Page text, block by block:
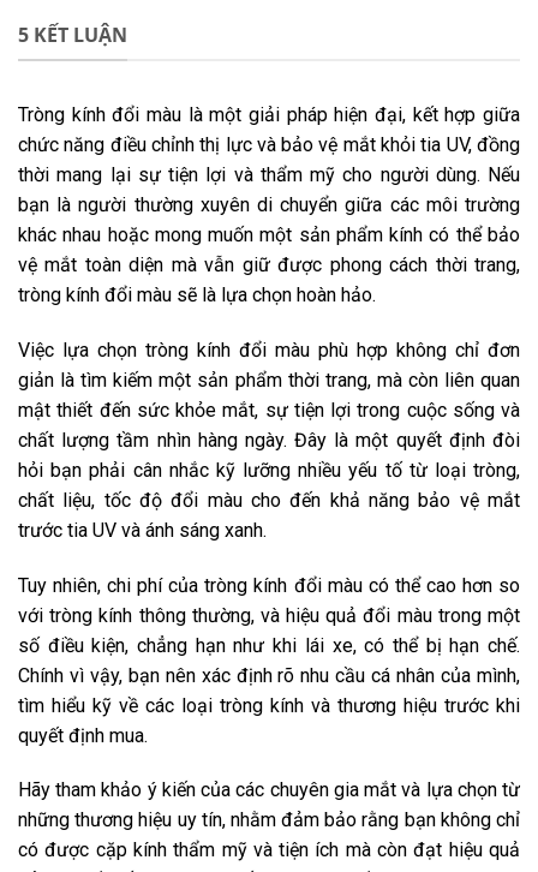
5 KẾT LUẬN
Tròng kính đổi màu là một giải pháp hiện đại, kết hợp giữa
chức năng điều chỉnh thị lực và bảo vệ mắt khỏi tia UV, đồng
thời mang lại sự tiện lợi và thẩm mỹ cho người dùng. Nếu
bạn là người thường xuyên di chuyển giữa các môi trường
khác nhau hoặc mong muốn một sản phẩm kính có thể bảo
vệ mắt toàn diện mà vẫn giữ được phong cách thời trang,
tròng kính đổi màu sẽ là lựa chọn hoàn hảo.
Việc lựa chọn tròng kính đổi màu phù hợp không chỉ đơn
giản là tìm kiếm một sản phẩm thời trang, mà còn liên quan
mật thiết đến sức khỏe mắt, sự tiện lợi trong cuộc sống và
chất lượng tầm nhìn hàng ngày. Đây là một quyết định đòi
hỏi bạn phải cân nhắc kỹ lưỡng nhiều yếu tố từ loại tròng,
chất liệu, tốc độ đổi màu cho đến khả năng bảo vệ mắt
trước tia UV và ánh sáng xanh.
Tuy nhiên, chi phí của tròng kính đổi màu có thể cao hơn so
với tròng kính thông thường, và hiệu quả đổi màu trong một
số điều kiện, chẳng hạn như khi lái xe, có thể bị hạn chế.
Chính vì vậy, bạn nên xác định rõ nhu cầu cá nhân của mình,
tìm hiểu kỹ về các loại tròng kính và thương hiệu trước khi
quyết định mua.
Hãy tham khảo ý kiến của các chuyên gia mắt và lựa chọn từ
những thương hiệu uy tín, nhằm đảm bảo rằng bạn không chỉ
có được cặp kính thẩm mỹ và tiện ích mà còn đạt hiệu quả